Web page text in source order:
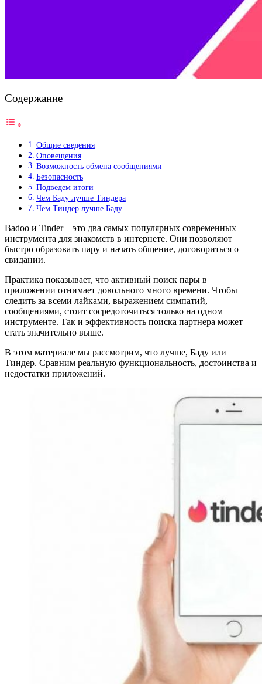
Содержание
Общие сведения
Оповещения
Возможность обмена сообщениями
Безопасность
Подведем итоги
Чем Баду лучше Тиндера
Чем Тиндер лучше Баду
Badoo и Tinder – это два самых популярных современных
инструмента для знакомств в интернете. Они позволяют
быстро образовать пару и начать общение, договориться о
свидании.
Практика показывает, что активный поиск пары в
приложении отнимает довольного много времени. Чтобы
следить за всеми лайками, выражением симпатий,
сообщениями, стоит сосредоточиться только на одном
инструменте. Так и эффективность поиска партнера может
стать значительно выше.
В этом материале мы рассмотрим, что лучше, Баду или
Тиндер. Сравним реальную функциональность, достоинства и
недостатки приложений.